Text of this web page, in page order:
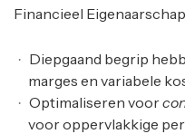
Financieel Eigenaarschap
Diepgaand begrip
marges en variabele
Optimaliseren voor
voor oppervlakkige